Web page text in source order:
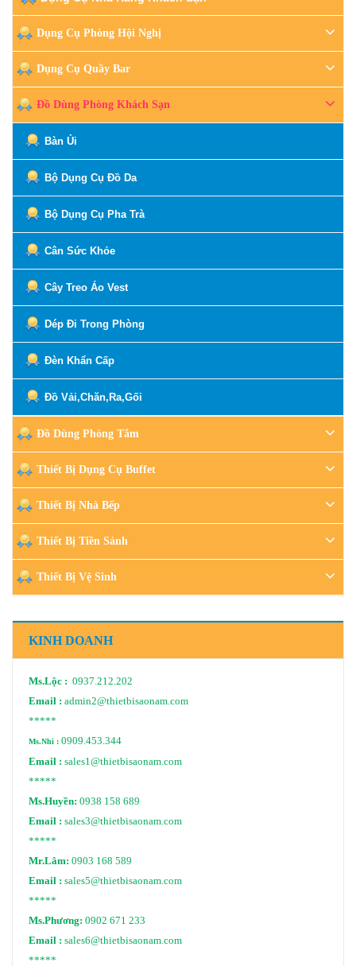
Dụng Cụ Phòng Hội Nghị
Dụng Cụ Quầy Bar
Đồ Dùng Phòng Khách Sạn
Bàn Ủi
Bộ Dụng Cụ Đồ Da
Bộ Dụng Cụ Pha Trà
Cân Sức Khỏe
Cây Treo Áo Vest
Dép Đi Trong Phòng
Đèn Khẩn Cấp
Đồ Vải,Chăn,Ra,Gối
Đồ Dùng Phòng Tắm
Thiết Bị Dụng Cụ Buffet
Thiết Bị Nhà Bếp
Thiết Bị Tiền Sảnh
Thiết Bị Vệ Sinh
KINH DOANH
Ms.Lộc : 0937.212.202
Email : admin2@thietbisaonam.com
*****
Ms.Nhi : 0909.453.344
Email : sales1@thietbisaonam.com
*****
Ms.Huyền: 0938 158 689
Email : sales3@thietbisaonam.com
*****
Mr.Lâm: 0903 168 589
Email : sales5@thietbisaonam.com
*****
Ms.Phương: 0902 671 233
Email : sales6@thietbisaonam.com
*****